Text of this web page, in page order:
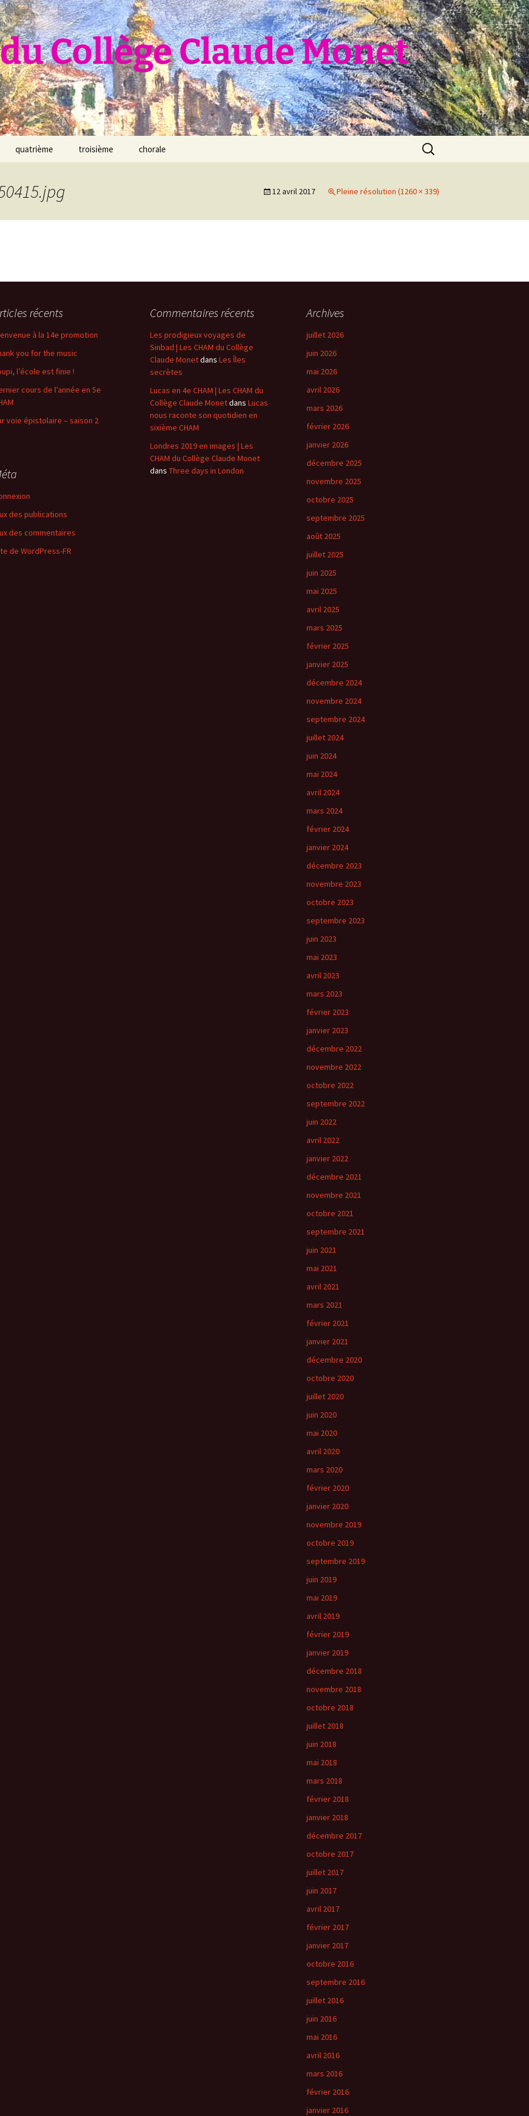
Collège Claude Monet
quatrième troisième chorale
Rechercher :
12 avril 2017 Pleine résolution (1260 × 339)
→
récents
à la 14e promotion
you for the music
l’école est finie !
cours de l’année en 5e
voie épistolaire – saison 2
Commentaires récents
Les prodigieux voyages de
Sinbad | Les CHAM du Collège
Claude Monetdans Les Îles
secrètes
Lucas en 4e CHAM | Les CHAM du
Collège Claude Monetdans Lucas
nous raconte son quotidien en
sixième CHAM
Londres 2019 en images | Les
CHAM du Collège Claude Monet
dans Three days in London
Archives
juillet 2026
juin 2026
mai 2026
avril 2026
mars 2026
février 2026
janvier 2026
décembre 2025
novembre 2025
octobre 2025
septembre 2025
août 2025
juillet 2025
juin 2025
mai 2025
avril 2025
mars 2025
février 2025
janvier 2025
décembre 2024
novembre 2024
septembre 2024
juillet 2024
juin 2024
mai 2024
avril 2024
mars 2024
février 2024
janvier 2024
décembre 2023
novembre 2023
octobre 2023
septembre 2023
juin 2023
mai 2023
avril 2023
mars 2023
février 2023
janvier 2023
décembre 2022
novembre 2022
octobre 2022
septembre 2022
juin 2022
avril 2022
janvier 2022
décembre 2021
novembre 2021
octobre 2021
septembre 2021
juin 2021
mai 2021
avril 2021
mars 2021
février 2021
janvier 2021
décembre 2020
octobre 2020
juillet 2020
juin 2020
mai 2020
avril 2020
mars 2020
février 2020
janvier 2020
novembre 2019
octobre 2019
septembre 2019
juin 2019
mai 2019
avril 2019
février 2019
janvier 2019
décembre 2018
novembre 2018
octobre 2018
juillet 2018
juin 2018
mai 2018
mars 2018
février 2018
janvier 2018
décembre 2017
octobre 2017
juillet 2017
juin 2017
avril 2017
février 2017
janvier 2017
octobre 2016
septembre 2016
juillet 2016
juin 2016
mai 2016
avril 2016
mars 2016
février 2016
janvier 2016
des publications
des commentaires
de WordPress-FR